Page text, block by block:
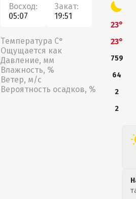
Восход:
05:07
Закат:
19:51
Температура С°
Ощущается как
Давление, мм
Влажность, %
Ветер, м/с
Вероятность осадков, %
23°
23°
759
64
2
2